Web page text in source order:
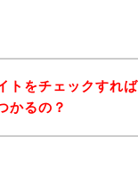
トをチェックすれ
かるの？